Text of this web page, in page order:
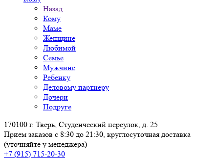
Назад
Кому
Маме
Женщине
Любимой
Семье
Мужчине
Ребенку
Деловому партнеру
Дочери
Подруге
170100 г. Тверь, Студенческий переулок, д. 25
Прием заказов с 8:30 до 21:30, круглосуточная доставка
(уточняйте у менеджера)
+7 (915) 715-20-30